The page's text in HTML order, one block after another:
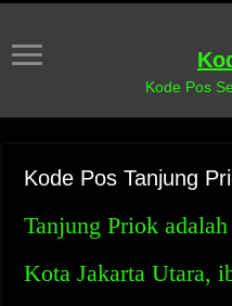
Kode Pos
Kode Pos Tanjung
Tanjung Priok
Kota Jakarta Utara,